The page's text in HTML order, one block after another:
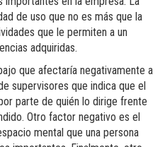
de uso que no es más que la
que le permiten a un
adquiridas.
que afectaría negativamente a
supervisores que indica que el
parte de quién lo dirige frente
Otro factor negativo es el
mental que una persona